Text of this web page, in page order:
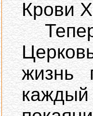
Крови
жизнь
каждый